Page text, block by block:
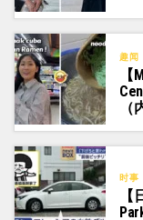
趣闻
（
时事